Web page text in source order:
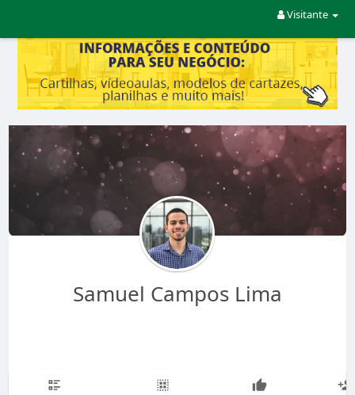
Visitante
Samuel Campos Lima